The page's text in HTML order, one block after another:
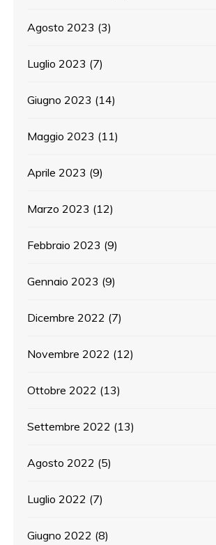
Agosto 2023 (3)
Luglio 2023 (7)
Giugno 2023 (14)
Maggio 2023 (11)
Aprile 2023 (9)
Marzo 2023 (12)
Febbraio 2023 (9)
Gennaio 2023 (9)
Dicembre 2022 (7)
Novembre 2022 (12)
Ottobre 2022 (13)
Settembre 2022 (13)
Agosto 2022 (5)
Luglio 2022 (7)
Giugno 2022 (8)